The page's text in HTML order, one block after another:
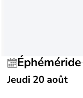
Éphéméride
Jeudi 20 août